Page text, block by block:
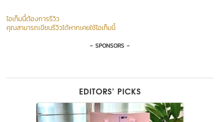
ไอเท็มนี้ต้องการรีวิว
คุณสามารถเขียนรีวิวได้หากเคยใช้ไอเท็มนี้
- SPONSORS -
EDITORS’ PICKS